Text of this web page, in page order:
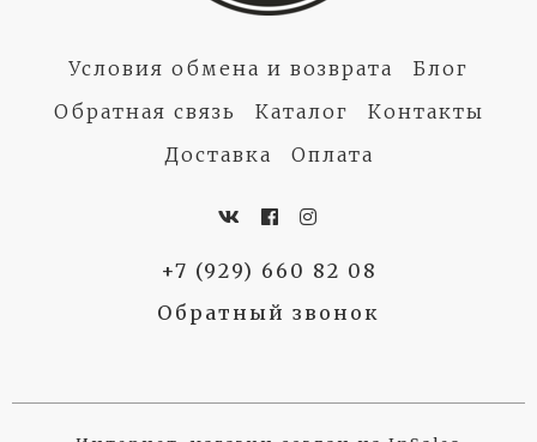
Условия обмена и возврата
Блог
Обратная связь
Каталог
Контакты
Доставка
Оплата
+7 (929) 660 82 08
Обратный звонок